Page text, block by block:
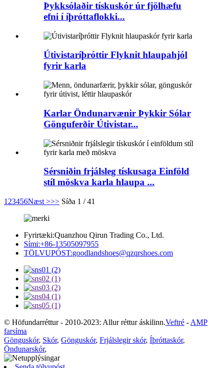
Þykksólaðir tískuskór úr fjölhæfu
efni í íþróttaflokki...
Útivistaríþróttir Flyknit hlaupahjól
fyrir karla
Karlar Öndunarvænir Þykkir Sólar
Gönguferðir Útivistar...
Sérsniðin frjálsleg tískusaga Einföld
stíl möskva karla hlaupa ...
1 23456Næst >>> Síða 1 / 41
Fyrirtæki:Quanzhou Qirun Trading Co., Ltd.
Sími:+86-13505097955
TÖLVUPÓST:goodlandshoes@qzqrshoes.com
© Höfundarréttur - 2010-2023: Allur réttur áskilinn.Veftré - AMP
farsíma
Gönguskór, Skór, Gönguskór, Frjálslegir skór, Íþróttaskór,
Öndunarskór,